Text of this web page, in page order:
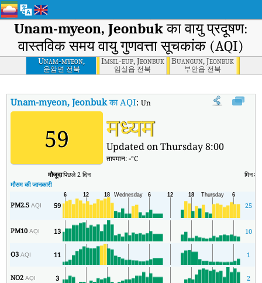
Unam-myeon, Jeonbukका वायु प्रदूषण:
वास्तविक समय वायु गुणवत्ता सूचकांक (AQI)
Unam-myeon,
Jeonbuk
운암면 전북
Imsil-eup, Jeonbuk
임실읍 전북
Buangun, Jeonbuk
부안읍 전북
Unam-myeon, Jeonbukका AQI:Unam-myeon, Jeonbuk का वास्तविक
59 मध्यम
Updated on Thursday 8:00
तापमान:-°C
मौजूदापिछले 2 दिन मिन
मौसम की जानकारी
PM2.5AQI 59 25
PM10AQI 13 10
O3AQI 11 1
NO2AQI 3 2